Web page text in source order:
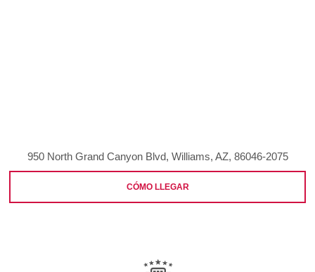
950 North Grand Canyon Blvd, Williams, AZ, 86046-2075
CÓMO LLEGAR